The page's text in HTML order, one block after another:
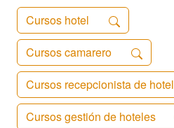
Cursos hotel
Cursos camarero
Cursos recepcionista de hotel
Cursos gestión de hoteles